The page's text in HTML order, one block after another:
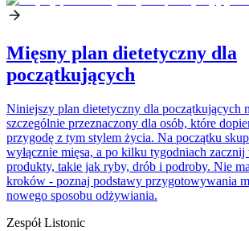
Mięsny plan dietetyczny dla
początkujących
Niniejszy plan dietetyczny dla początkujących
szczególnie przeznaczony dla osób, które
przygodę z tym stylem życia. Na początku
wyłącznie mięsa, a po kilku tygodniach
produkty, takie jak ryby, drób i podroby. Nie
kroków - poznaj podstawy przygotowywania
nowego sposobu odżywiania.
Zespół Listonic